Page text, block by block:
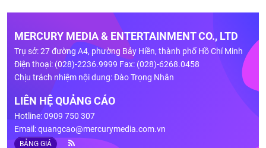
MERCURY MEDIA & ENTERTAINMENT CO., LTD
Trụ sở: 27 đường A4, phường Bảy Hiền, thành phố Hồ Chí Minh
Điện thoại: (028)-2236.9999 Fax: (028)-6268.0458
Chịu trách nhiệm nội dung: Đào Trọng Nhân
LIÊN HỆ QUẢNG CÁO
Hotline: 0909 750 307
Email:quangcao@mercurymedia.com.vn
BẢNG GIÁ